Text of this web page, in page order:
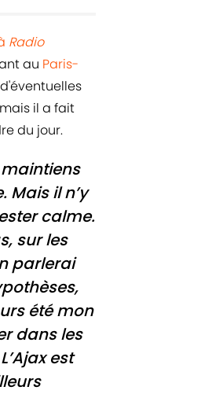
Radio
au Paris-
il a fait
du jour.
Mais il n’y
calme.
sur les
parlerai
été mon
dans les
est